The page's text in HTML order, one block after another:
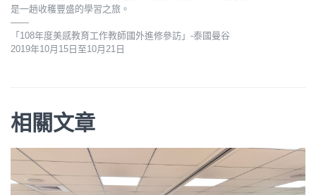
是一趟收穫豐盛的學習之旅。
——
「108年度美感教育工作教師國外進修參訪」-泰國曼谷
2019年10月15日至10月21日
相關文章